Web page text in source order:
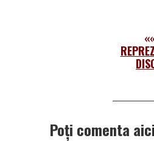
Poți comenta aici